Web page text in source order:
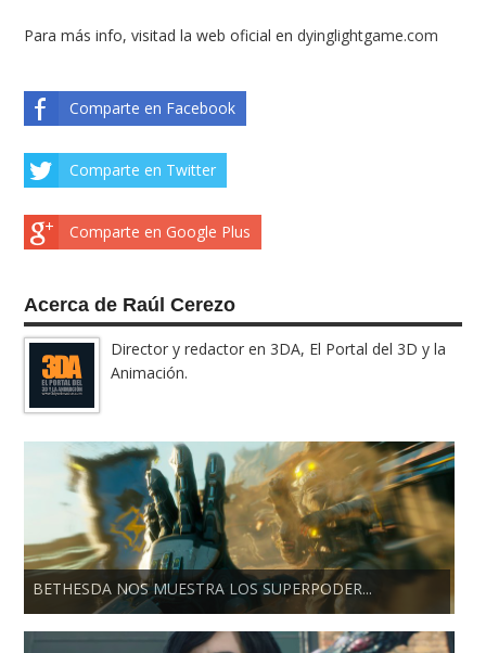
Para más info, visitad la web oficial endyinglightgame.com
Comparte en Facebook
Comparte en Twitter
Comparte en Google Plus
Acerca de Raúl Cerezo
Director y redactor en 3DA, El Portal del 3D y la
Animación.
BETHESDA NOS MUESTRA LOS SUPERPODER...